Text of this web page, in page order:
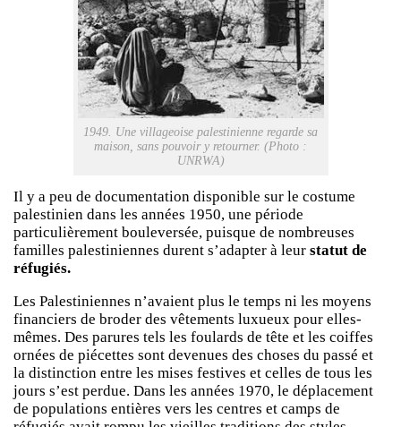
1949. Une villageoise palestinienne regarde sa
maison, sans pouvoir y retourner. (Photo :
UNRWA)
Il y a peu de documentation disponible sur le costume
palestinien dans les années 1950, une période
particulièrement bouleversée, puisque de nombreuses
familles palestiniennes durent s’adapter à leur statut de
réfugiés.
Les Palestiniennes n’avaient plus le temps ni les moyens
financiers de broder des vêtements luxueux pour elles-
mêmes. Des parures tels les foulards de tête et les coiffes
ornées de piécettes sont devenues des choses du passé et
la distinction entre les mises festives et celles de tous les
jours s’est perdue. Dans les années 1970, le déplacement
de populations entières vers les centres et camps de